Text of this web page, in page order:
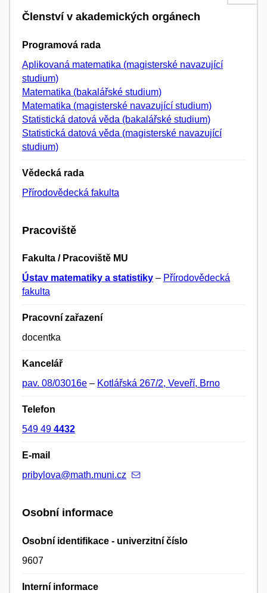
Členství v akademických orgánech
Programová rada
Aplikovaná matematika (magisterské navazující
studium)
Matematika (bakalářské studium)
Matematika (magisterské navazující studium)
Statistická datová věda (bakalářské studium)
Statistická datová věda (magisterské navazující
studium)
Vědecká rada
Přírodovědecká fakulta
Pracoviště
Fakulta / Pracoviště MU
Ústav matematiky a statistiky – Přírodovědecká
fakulta
Pracovní zařazení
docentka
Kancelář
pav. 08/03016e – Kotlářská 267/2, Veveří, Brno
Telefon
549 49 4432
E-mail
pribylova@math.muni.cz
Osobní informace
Osobní identifikace - univerzitní číslo
9607
Interní informace